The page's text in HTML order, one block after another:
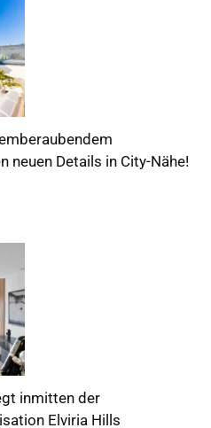
neuen Details in City-Nähe!
inmitten der
Elviria Hills